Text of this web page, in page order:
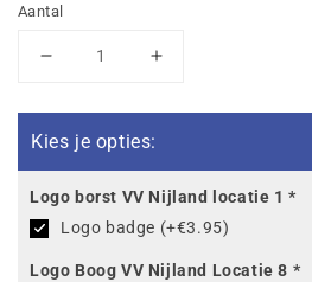
Aantal
Aantal
voor
Bestuursshop
VV
Nijland
Regenjas
Power
Aantal
voor
VV
Nijland
Regenjas
Power
Kies je opties:
Logo borst VV Nijland locatie 1*
Logo badge (+€3.95)
Logo Boog VV Nijland Locatie 8 *